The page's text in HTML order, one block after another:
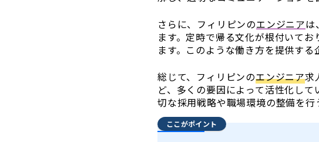
さらに、フィリピンのエンジニアは
ます。定時で帰る文化が根付いて
ます。このような働き方を提供する
総じて、フィリピンのエンジニア求
ど、多くの要因によって活性化し
切な採用戦略や職場環境の整備を行
ここがポイント